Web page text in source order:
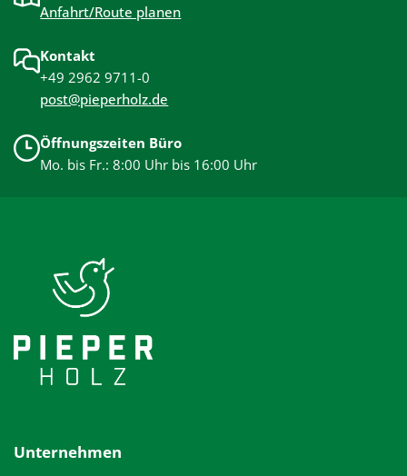
Anfahrt/Route planen
Kontakt
+49 2962 9711-0
post@pieperholz.de
Öffnungszeiten Büro
Mo. bis Fr.: 8:00 Uhr bis 16:00 Uhr
Unternehmen